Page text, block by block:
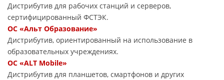
Дистрибутив для рабочих станций и серверов,
сертифицированный ФСТЭК.
ОС «Альт Образование»
Дистрибутив, ориентированный на использование в
образовательных учреждениях.
ОС «ALT Mobile»
Дистрибутив для планшетов, смартфонов и других